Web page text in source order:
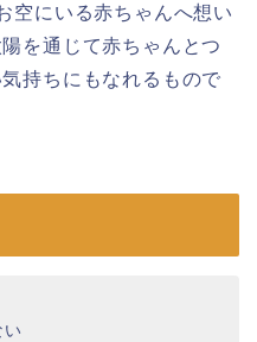
空にいる赤ちゃんへ想い
を通じて赤ちゃんとつ
持ちにもなれるもので
い